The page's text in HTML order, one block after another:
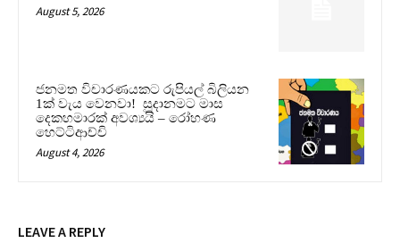
August 5, 2026
ජනමත විචාරණයකට රුපියල් බිලියන
1ක් වැය වෙනවා! සූදානමට මාස
දෙකහමාරක් අවශ්‍යයි – රෝහණ
හෙට්ටිආච්චි
August 4, 2026
LEAVE A REPLY